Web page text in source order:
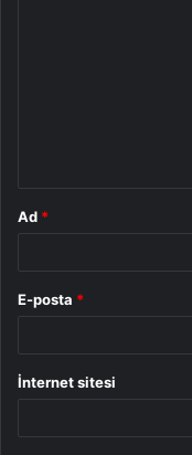
Ad *
E-posta *
İnternet sitesi